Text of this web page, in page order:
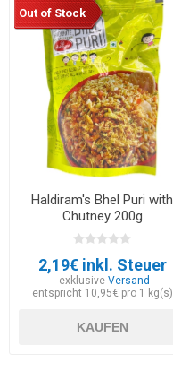
Out of Stock
Haldiram's Bhel Puri with
Chutney 200g
2,19€ inkl. Steuer
exklusiveVersand
entspricht 10,95€ pro 1 kg(s)
KAUFEN